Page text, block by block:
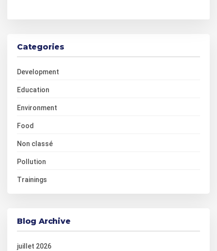
Categories
Development
Education
Environment
Food
Non classé
Pollution
Trainings
Blog Archive
juillet 2026